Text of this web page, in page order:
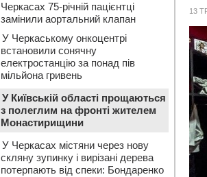
13
Черкасах 75-річній пацієнтці
замінили аортальний клапан
У Черкаському онкоцентрі
встановили сонячну
електростанцію за понад пів
мільйона гривень
У Київській області прощаються
з полеглим на фронті жителем
Монастирищини
У Черкасах містяни через нову
скляну зупинку і вирізані дерева
потерпають від спеки: Бондаренко